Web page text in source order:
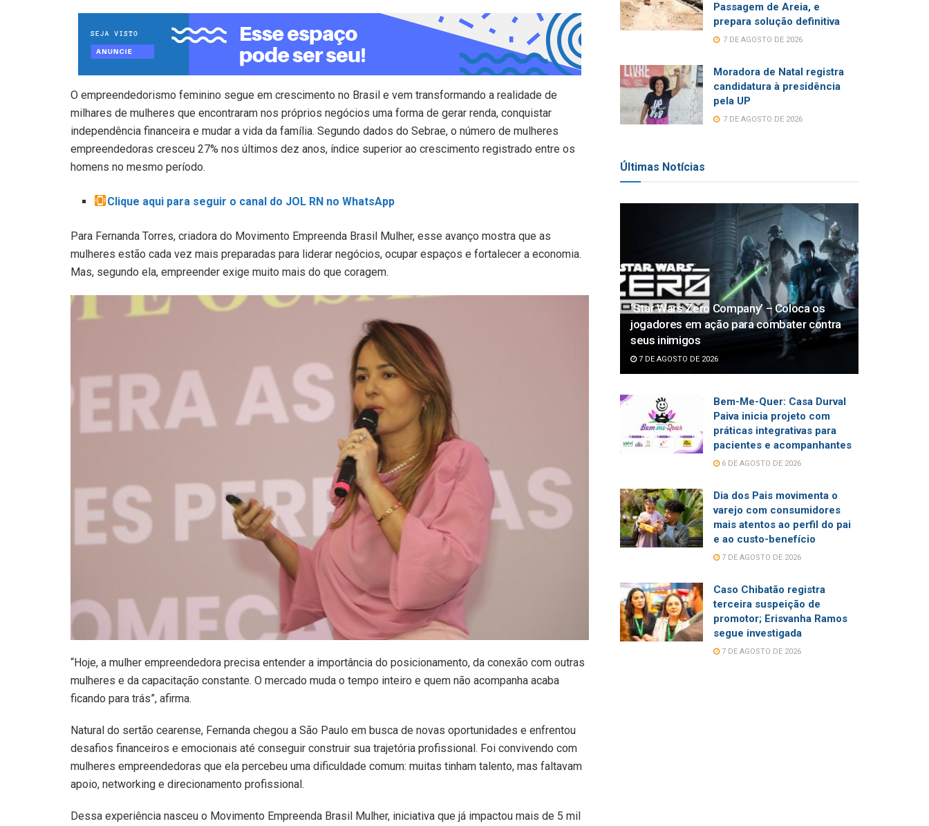
O empreendedorismo feminino segue em crescimento no Brasil e vem transformando a realidade de
milhares de mulheres que encontraram nos próprios negócios uma forma de gerar renda, conquistar
independência financeira e mudar a vida da família. Segundo dados do Sebrae, o número de mulheres
empreendedoras cresceu 27% nos últimos dez anos, índice superior ao crescimento registrado entre os
homens no mesmo período.
Clique aqui para seguir o canal do JOL RN no WhatsApp
Para Fernanda Torres, criadora do Movimento Empreenda Brasil Mulher, esse avanço mostra que as
mulheres estão cada vez mais preparadas para liderar negócios, ocupar espaços e fortalecer a economia.
Mas, segundo ela, empreender exige muito mais do que coragem.
“Hoje, a mulher empreendedora precisa entender a importância do posicionamento, da conexão com outras
mulheres e da capacitação constante. O mercado muda o tempo inteiro e quem não acompanha acaba
ficando para trás”, afirma.
Natural do sertão cearense, Fernanda chegou a São Paulo em busca de novas oportunidades e enfrentou
desafios financeiros e emocionais até conseguir construir sua trajetória profissional. Foi convivendo com
mulheres empreendedoras que ela percebeu uma dificuldade comum: muitas tinham talento, mas faltavam
apoio, networking e direcionamento profissional.
Dessa experiência nasceu o Movimento Empreenda Brasil Mulher, iniciativa que já impactou mais de 5 mil
Passagem de Areia, e
prepara solução definitiva
7 DE AGOSTO DE 2026
Moradora de Natal registra
candidatura à presidência
pela UP
7 DE AGOSTO DE 2026
Últimas Notícias
‘Star Wars Zero Company’ – Coloca os
jogadores em ação para combater contra
seus inimigos
7 DE AGOSTO DE 2026
Bem-Me-Quer: Casa Durval
Paiva inicia projeto com
práticas integrativas para
pacientes e acompanhantes
6 DE AGOSTO DE 2026
Dia dos Pais movimenta o
varejo com consumidores
mais atentos ao perfil do pai
e ao custo-benefício
7 DE AGOSTO DE 2026
Caso Chibatão registra
terceira suspeição de
promotor; Erisvanha Ramos
segue investigada
7 DE AGOSTO DE 2026